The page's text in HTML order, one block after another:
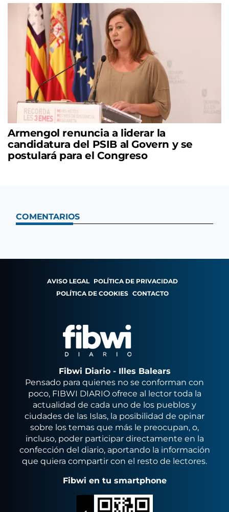
Armengol renuncia a liderar la
candidatura del PSIB al Govern y se
postulará para el Congreso
COMENTARIOS
AVISO LEGAL POLÍTICA DE PRIVACIDAD
POLÍTICA DE COOKIES CONTACTO
Fibwi Diario - Illes Balears
Pensado para quienes no se conforman con
poco, FIBWI DIARIO ofrece al lector toda la
actualidad de cada uno de los pueblos y
ciudades de las Islas, la posibilidad de opinar
sobre los temas que más le preocupan, o,
incluso, poder participar directamente en la
confección del diario, aportando la información
que quiera compartir con el resto de lectores.
Fibwi en tu smartphone